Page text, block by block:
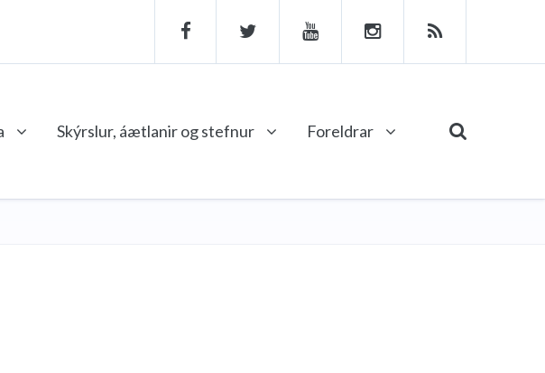
Skýrslur, áætlanir og stefnur Foreldrar